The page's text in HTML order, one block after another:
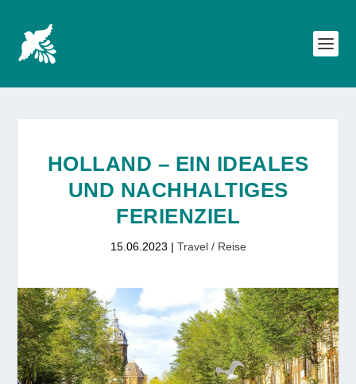
HOLLAND – EIN IDEALES
UND NACHHALTIGES
FERIENZIEL
15.06.2023 | Travel / Reise